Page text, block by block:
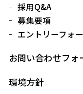
採用Q&A
募集要項
エントリーフォ
お問い合わせフォ
環境方針